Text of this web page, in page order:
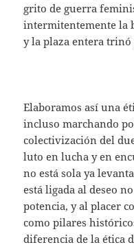
grito de guerra
intermitentemente la
y la plaza entera
Elaboramos así una
incluso marchando
colectivización del
luto en lucha y en
no está sola ya
está ligada al deseo
potencia, y al placer
como pilares
diferencia de la ética